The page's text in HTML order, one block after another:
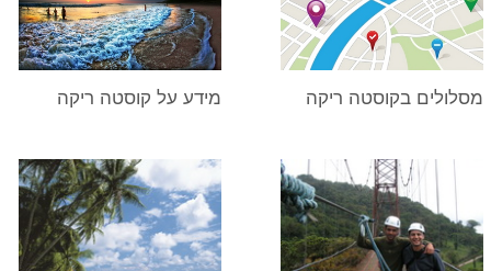
מסלולים בקוסטה ריקה מידע על קוסטה ריקה